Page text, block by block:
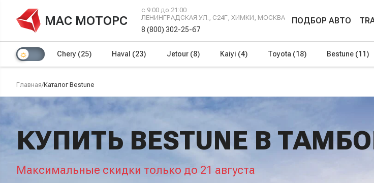
МАС МОТОРС
с 9:00 до 21:00
ЛЕНИНГРАДСКАЯ УЛ., С24Г, ХИМКИ, МОСКВА
8 (800) 302-25-67
ПОДБОР АВТО
Chery (25) Haval (23) Jetour (8) Kaiyi (4) Toyota (18) Bestune (11)
Главная/Каталог Bestune
КУПИТЬ BESTUNE В
Максимальные скидки только до 21 августа